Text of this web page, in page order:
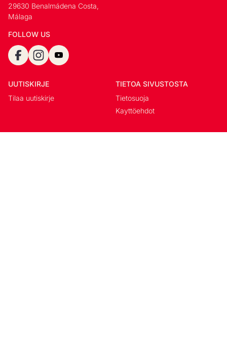
29630 Benalmádena Costa,
Málaga
FOLLOW US
UUTISKIRJE
Tilaa uutiskirje
TIETOA SIVUSTOSTA
Tietosuoja
Kayttöehdot